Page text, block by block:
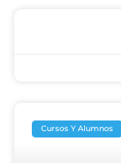
Cursos Y Alumnos